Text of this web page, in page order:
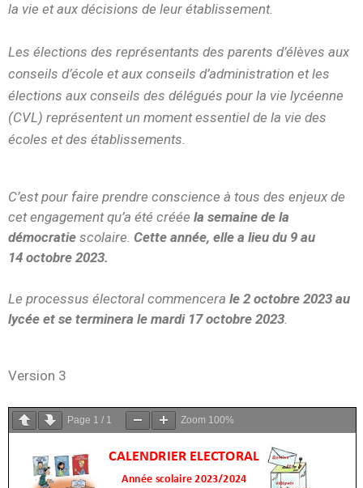
la vie et aux décisions de leur établissement.
Les élections des représentants des parents d’élèves aux
conseils d’école et aux conseils d’administration et les
élections aux conseils des délégués pour la vie lycéenne
(CVL) représentent un moment essentiel de la vie des
écoles et des établissements.
C’est pour faire prendre conscience à tous des enjeux de
cet engagement qu’a été créée la semaine de la
démocratie scolaire. Cette année, elle a lieu du 9 au
14 octobre 2023.
Le processus électoral commencera le 2 octobre 2023 au
lycée et se terminera le mardi 17 octobre 2023
Version 3
Page 1 / 1 Zoom 100%